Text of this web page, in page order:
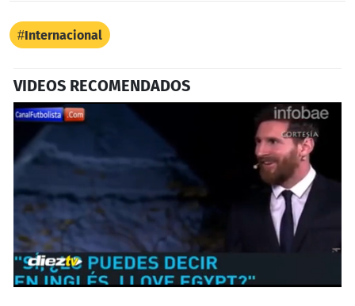
Internacional
VIDEOS RECOMENDADOS